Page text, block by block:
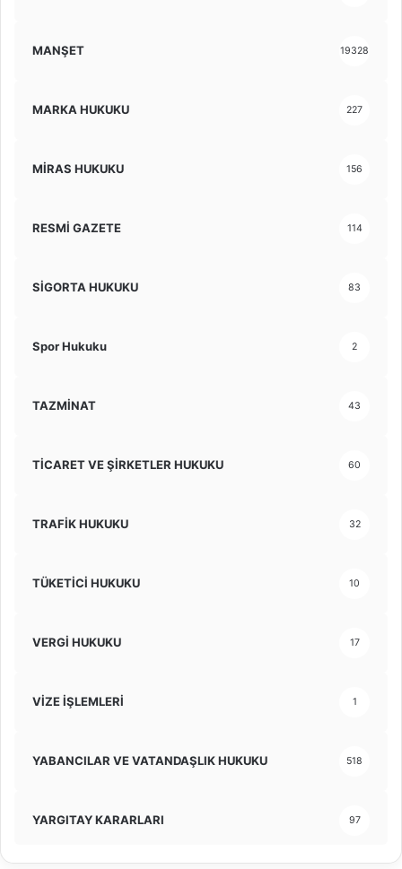
MANŞET 19328
MARKA HUKUKU 227
MİRAS HUKUKU 156
RESMİ GAZETE 114
SİGORTA HUKUKU 83
Spor Hukuku 2
TAZMİNAT 43
TİCARET VE ŞİRKETLER HUKUKU 60
TRAFİK HUKUKU 32
TÜKETİCİ HUKUKU 10
VERGİ HUKUKU 17
VİZE İŞLEMLERİ 1
YABANCILAR VE VATANDAŞLIK HUKUKU 518
YARGITAY KARARLARI 97